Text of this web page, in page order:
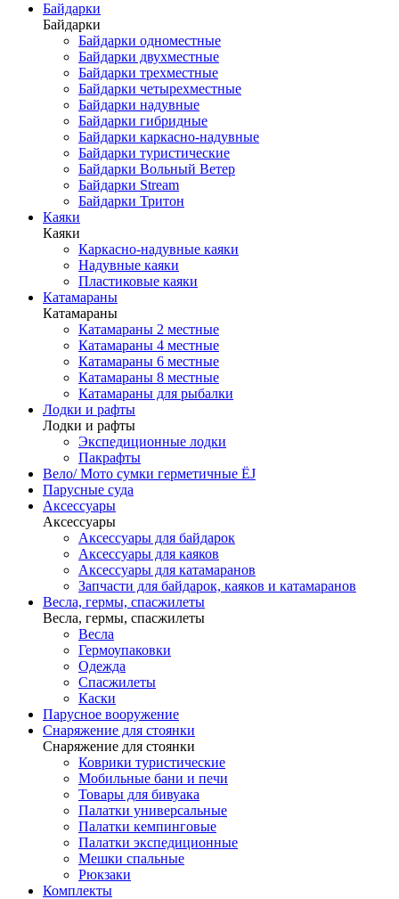
Байдарки
Байдарки
Байдарки одноместные
Байдарки двухместные
Байдарки трехместные
Байдарки четырехместные
Байдарки надувные
Байдарки гибридные
Байдарки каркасно-надувные
Байдарки туристические
Байдарки Вольный Ветер
Байдарки Stream
Байдарки Тритон
Каяки
Каяки
Каркасно-надувные каяки
Надувные каяки
Пластиковые каяки
Катамараны
Катамараны
Катамараны 2 местные
Катамараны 4 местные
Катамараны 6 местные
Катамараны 8 местные
Катамараны для рыбалки
Лодки и рафты
Лодки и рафты
Экспедиционные лодки
Пакрафты
Вело/ Мото сумки герметичные ЁJ
Парусные суда
Аксессуары
Аксессуары
Аксессуары для байдарок
Аксессуары для каяков
Аксессуары для катамаранов
Запчасти для байдарок, каяков и катамаранов
Весла, гермы, спасжилеты
Весла, гермы, спасжилеты
Весла
Гермоупаковки
Одежда
Спасжилеты
Каски
Парусное вооружение
Снаряжение для стоянки
Снаряжение для стоянки
Коврики туристические
Мобильные бани и печи
Товары для бивуака
Палатки универсальные
Палатки кемпинговые
Палатки экспедиционные
Мешки спальные
Рюкзаки
Комплекты